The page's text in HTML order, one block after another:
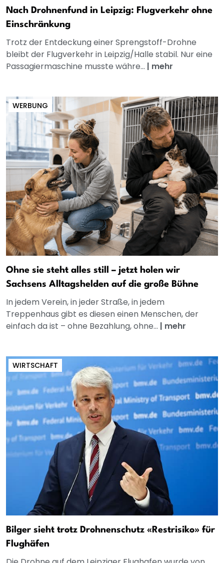
Nach Drohnenfund in Leipzig: Flugverkehr ohne
Einschränkung
Trotz der Entdeckung einer Sprengstoff-Drohne
bleibt der Flugverkehr in Leipzig/Halle stabil. Nur eine
Passagiermaschine musste währe... | mehr
WERBUNG
Ohne sie steht alles still – jetzt holen wir
Sachsens Alltagshelden auf die große Bühne
In jedem Verein, in jeder Straße, in jedem
Treppenhaus gibt es diesen einen Menschen, der
einfach da ist – ohne Bezahlung, ohne... | mehr
WIRTSCHAFT
Bilger sieht trotz Drohnenschutz «Restrisiko» für
Flughäfen